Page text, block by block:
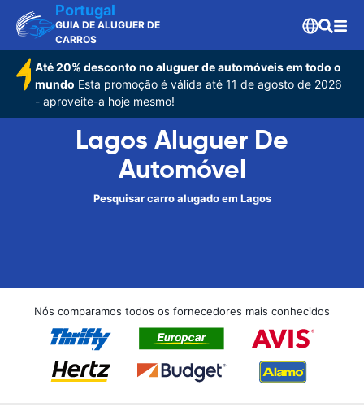
Portugal
GUIA DE ALUGUER DE
CARROS
Até 20% desconto no aluguer de automóveis em todo o
mundo Esta promoção é válida até 11 de agosto de 2026
- aproveite-a hoje mesmo!
Lagos Aluguer De
Automóvel
Pesquisar carro alugado em Lagos
Nós comparamos todos os fornecedores mais conhecidos